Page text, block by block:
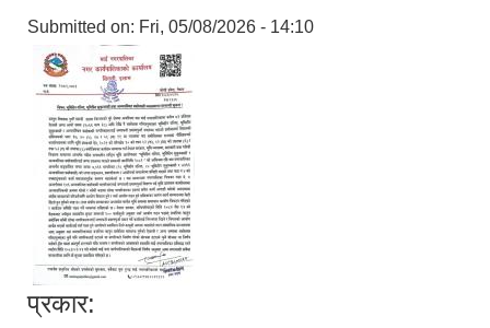
Submitted on: Fri, 05/08/2026 - 14:10
प्रकार: